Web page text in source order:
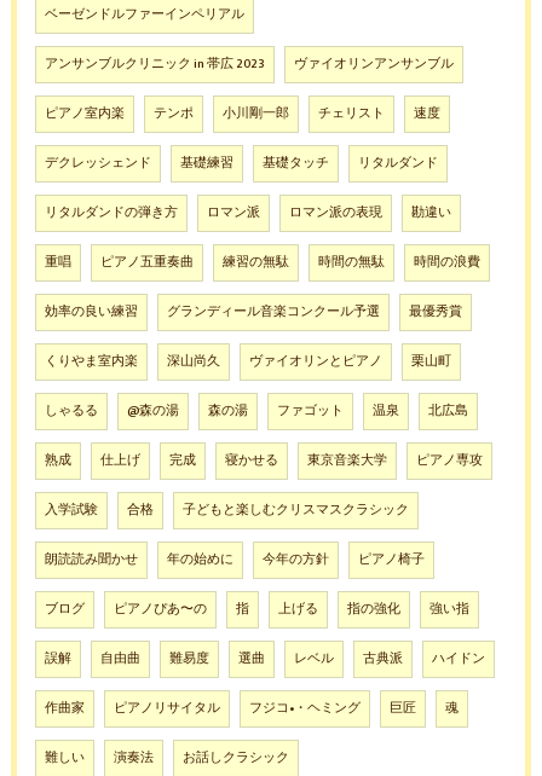
ベーゼンドルファーインペリアル
アンサンブルクリニック in 帯広 2023 ヴァイオリンアンサンブル
ピアノ室内楽 テンポ 小川剛一郎 チェリスト 速度
デクレッシェンド 基礎練習 基礎タッチ リタルダンド
リタルダンドの弾き方 ロマン派 ロマン派の表現 勘違い
重唱 ピアノ五重奏曲 練習の無駄 時間の無駄 時間の浪費
効率の良い練習 グランディール音楽コンクール予選 最優秀賞
くりやま室内楽 深山尚久 ヴァイオリンとピアノ 栗山町
しゃるる @森の湯 森の湯 ファゴット 温泉 北広島
熟成 仕上げ 完成 寝かせる 東京音楽大学 ピアノ専攻
入学試験 合格 子どもと楽しむクリスマスクラシック
朗読読み聞かせ 年の始めに 今年の方針 ピアノ椅子
ブログ ピアノぴあ〜の 指 上げる 指の強化 強い指
誤解 自由曲 難易度 選曲 レベル 古典派 ハイドン
作曲家 ピアノリサイタル フジコ•・ヘミング 巨匠 魂
難しい 演奏法 お話しクラシック